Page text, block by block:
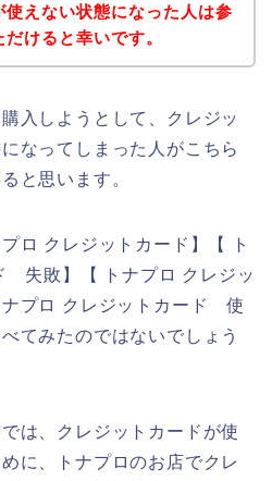
使えない状態になった人は参
けると幸いです。
入しようとして、クレジッ
なってしまった人がこちら
と思います。
ロ クレジットカード】【 ト
失敗】【 トナプロ クレジッ
プロ クレジットカード 使
てみたのではないでしょう
は、クレジットカードが使
に、トナプロのお店でクレ